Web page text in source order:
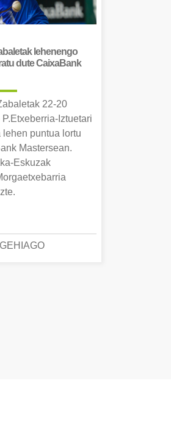
lehenengo
dute CaixaBank
22-20
Iztuetari
lehen puntua lortu
Mastersean.
Eskuzak
GEHIAGO